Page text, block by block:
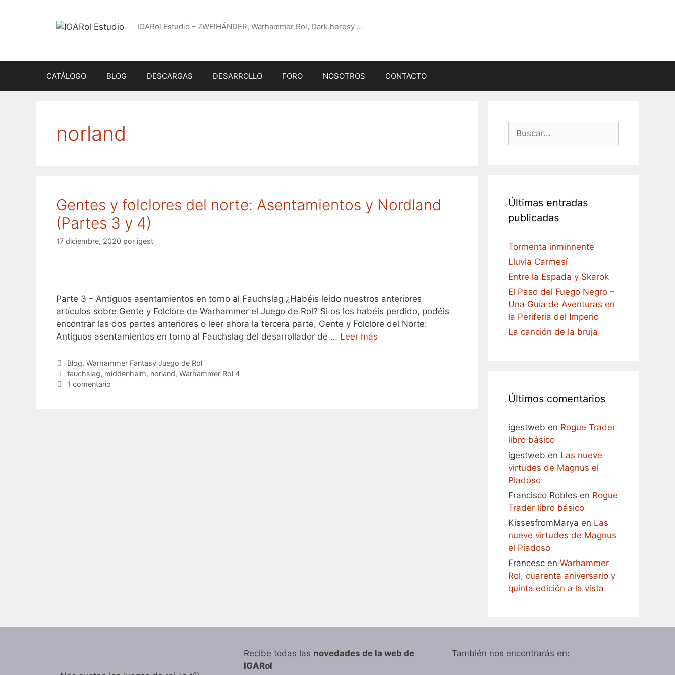
IGARol Estudio – ZWEIHÄNDER, Warhammer Rol, Dark heresy …
CATÁLOGO BLOG DESCARGAS DESARROLLO FORO NOSOTROS CONTACTO
norland
Gentes y folclores del norte: Asentamientos y Nordland
(Partes 3 y 4)
17 diciembre, 2020 por igest
Parte 3 – Antiguos asentamientos en torno al Fauchslag ¿Habéis leído nuestros anteriores
artículos sobre Gente y Folclore de Warhammer el Juego de Rol? Si os los habéis perdido, podéis
encontrar las dos partes anteriores o leer ahora la tercera parte, Gente y Folclore del Norte:
Antiguos asentamientos en torno al Fauchslag del desarrollador de … Leer más
Categorías
Blog, Warhammer Fantasy Juego de Rol
Etiquetas
fauchslag, middenheim, norland, Warhammer Rol 4
1 comentario
Buscar:
Últimas entradas
publicadas
Tormenta inminnente
Lluvia Carmesí
Entre la Espada y Skarok
El Paso del Fuego Negro –
Una Guía de Aventuras en
la Periferia del Imperio
La canción de la bruja
Últimos comentarios
igestweb en Rogue Trader
libro básico
igestweb en Las nueve
virtudes de Magnus el
Piadoso
Francisco Robles en Rogue
Trader libro básico
KissesfromMarya en Las
nueve virtudes de Magnus
el Piadoso
Francesc en Warhammer
Rol, cuarenta aniversario y
quinta edición a la vista
Recibe todas las novedades de la web de
IGARol
También nos encontrarás en: